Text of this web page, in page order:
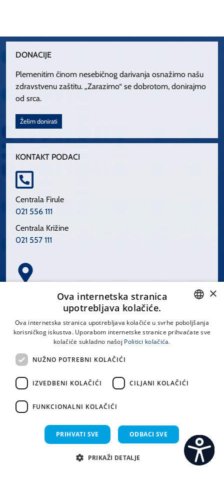
DONACIJE
Plemenitim činom nesebičnog darivanja osnažimo našu
zdravstvenu zaštitu. „Zarazimo“ se dobrotom, donirajmo
od srca.
Želim donirati
KONTAKT PODACI
Centrala Firule
021 556 111
Centrala Križine
021 557 111
Spinčićeva 1, 21000 Split
LINKOVI
Uvjeti korištenja
CROATIAN
×
Ova internetska stranica
upotrebljava kolačiće.
Ova internetska stranica upotrebljava kolačiće u svrhe poboljšanja
korisničkog iskustva. Uporabom internetske stranice prihvaćate sve
kolačiće sukladno našoj Politici kolačića.
NUŽNO POTREBNI KOLAČIĆI
IZVEDBENI KOLAČIĆI CILJANI KOLAČIĆI
FUNKCIONALNI KOLAČIĆI
PRIHVATI SVE ODBACI SVE
PRIKAŽI DETALJE